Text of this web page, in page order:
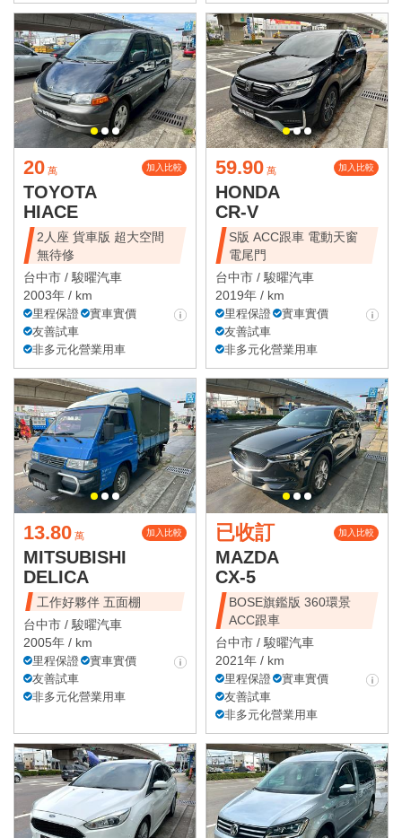
20 萬 加入比較
TOYOTA
HIACE
2人座 貨車版 超大空間
無待修
台中市 / 駿曜汽車
2003年 / km
里程保證
實車實價
友善試車
非多元化營業用車
59.90 萬 加入比較
HONDA
CR-V
S版 ACC跟車 電動天窗
電尾門
台中市 / 駿曜汽車
2019年 / km
里程保證
實車實價
友善試車
非多元化營業用車
13.80 萬 加入比較
MITSUBISHI
DELICA
工作好夥伴 五面棚
台中市 / 駿曜汽車
2005年 / km
里程保證
實車實價
友善試車
非多元化營業用車
已收訂 加入比較
MAZDA
CX-5
BOSE旗鑑版 360環景
ACC跟車
台中市 / 駿曜汽車
2021年 / km
里程保證
實車實價
友善試車
非多元化營業用車